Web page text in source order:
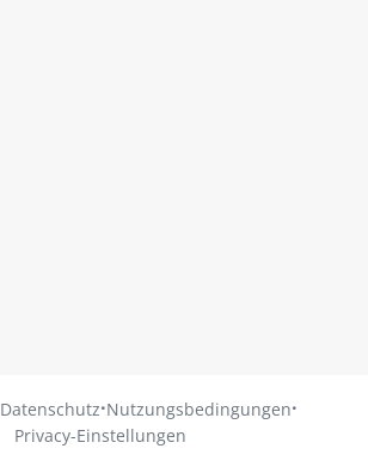
Datenschutz·Nutzungsbedingungen·
Privacy-Einstellungen